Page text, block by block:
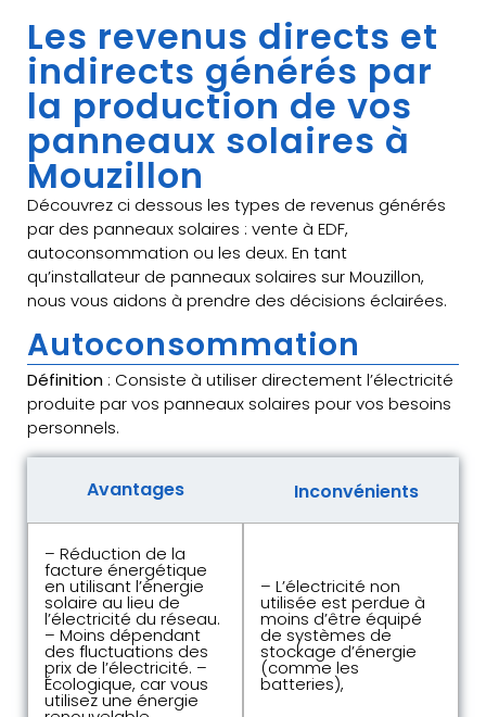
Les revenus directs et
indirects générés par
la production de vos
panneaux solaires à
Mouzillon
Découvrez ci dessous les types de revenus générés
par des panneaux solaires : vente à EDF,
autoconsommation ou les deux. En tant
qu’installateur de panneaux solaires sur Mouzillon,
nous vous aidons à prendre des décisions éclairées.
Autoconsommation
Définition : Consiste à utiliser directement l’électricité
produite par vos panneaux solaires pour vos besoins
personnels.
Avantages Inconvénients
– Réduction de la
facture énergétique
en utilisant l’énergie
solaire au lieu de
l’électricité du réseau.
– Moins dépendant
des fluctuations des
prix de l’électricité. –
Écologique, car vous
utilisez une énergie
– L’électricité non
utilisée est perdue à
moins d’être équipé
de systèmes de
stockage d’énergie
(comme les
batteries),